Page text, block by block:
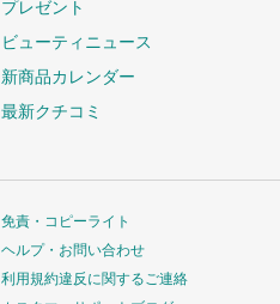
プレゼント
ビューティニュース
新商品カレンダー
最新クチコミ
免責・コピーライト
ヘルプ・お問い合わせ
利用規約違反に関するご連絡